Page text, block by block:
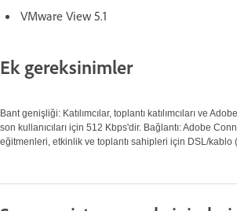
VMware View 5.1
Ek gereksinimler
Bant genişliği: Katılımcılar, toplantı katılımcıları ve
son kullanıcıları için 512 Kbps'dir. Bağlantı: Adobe
eğitmenleri, etkinlik ve toplantı sahipleri için DSL/kablo